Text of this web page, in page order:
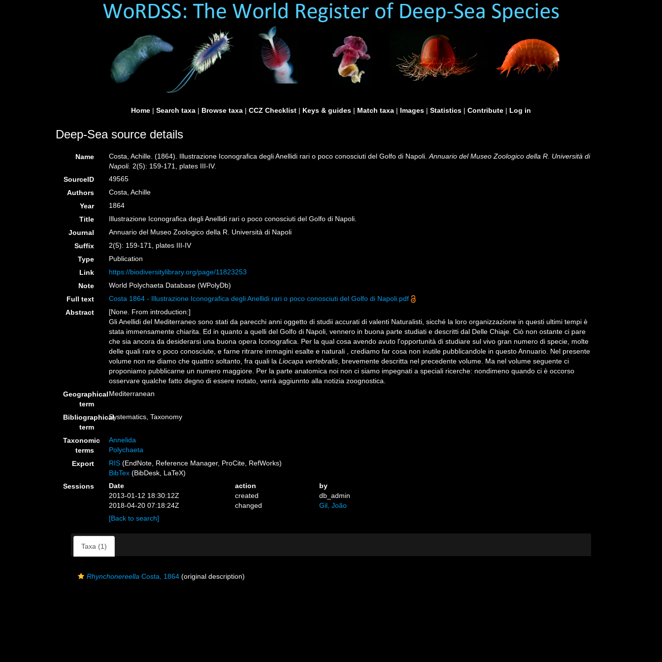
Home | Search taxa | Browse taxa | CCZ Checklist | Keys & guides | Match taxa | Images | Statistics | Contribute | Log in
Deep-Sea source details
Name Costa, Achille. (1864). Illustrazione Iconografica degli Anellidi rari o poco conosciuti del Golfo di Napoli.Annuario del Museo Zoologico della R. Università di
Napoli. 2(5): 159-171, plates III-IV.
SourceID
49565
Authors
Costa, Achille
Year
1864
Title
Illustrazione Iconografica degli Anellidi rari o poco conosciuti del Golfo di Napoli.
Journal
Annuario del Museo Zoologico della R. Università di Napoli
Suffix
2(5): 159-171, plates III-IV
Type
Publication
Link
https://biodiversitylibrary.org/page/11823253
Note
World Polychaeta Database (WPolyDb)
Full text
Costa 1864 - Illustrazione Iconografica degli Anellidi rari o poco conosciuti del Golfo di Napoli.pdf
Abstract
[None. From introduction:]
Gli Anellidi del Mediterraneo sono stati da parecchi anni oggetto di studii accurati di valenti Naturalisti, sicché la loro organizzazione in questi ultimi tempi è
stata immensamente chiarita. Ed in quanto a quelli del Golfo di Napoli, vennero in buona parte studiati e descritti dal Delle Chiaje. Ciò non ostante ci pare
che sia ancora da desiderarsi una buona opera Iconografica. Per la qual cosa avendo avuto l'opportunità di studiare sul vivo gran numero di specie, molte
delle quali rare o poco conosciute, e farne ritrarre immagini esalte e naturali , crediamo far cosa non inutile pubblicandole in questo Annuario. Nel presente
volume non ne diamo che quattro soltanto, fra quali laLiocapa vertebralis , brevemente descritta nel precedente volume. Ma nel volume seguente ci
proponiamo pubblicarne un numero maggiore. Per la parte anatomica noi non ci siamo impegnati a speciali ricerche: nondimeno quando ci è occorso
osservare qualche fatto degno di essere notato, verrà aggiunnto alla notizia zoognostica.
Geographical
term
Mediterranean
Bibliographical
term
Systematics, Taxonomy
Taxonomic
terms
Annelida
Polychaeta
Export
RIS (EndNote, Reference Manager, ProCite, RefWorks)
BibTex (BibDesk, LaTeX)
Sessions
Date action
by
2013-01-12 18:30:12Z
created
db_admin
2018-04-20 07:18:24Z
changed
Gil, João
[Back to search]
Taxa (1)
Rhynchonereella Costa, 1864 (original description)